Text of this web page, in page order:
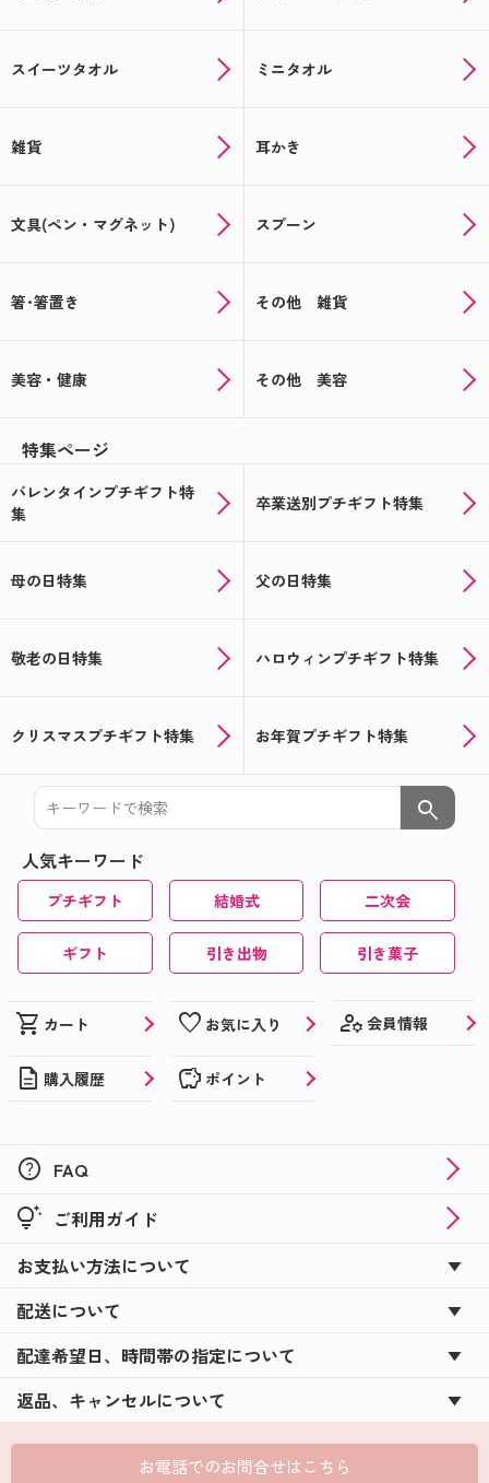
スイーツタオル ミニタオル
雑貨 耳かき
文具(ペン・マグネット) スプーン
箸･箸置き その他 雑貨
美容・健康 その他 美容
特集ページ
バレンタインプチギフト特
集
卒業送別プチギフト特集
母の日特集 父の日特集
敬老の日特集 ハロウィンプチギフト特集
クリスマスプチギフト特集 お年賀プチギフト特集
search
人気キーワード
プチギフト 結婚式 二次会
ギフト 引き出物 引き菓子
shopping_cart カート favorite お気に入り manage_accounts 会員情報
description 購入履歴 savings ポイント
help FAQ
tips_and_updates ご利用ガイド
お支払い方法について
配送について
配達希望日、時間帯の指定について
返品、キャンセルについて
お電話でのお問合せはこちら